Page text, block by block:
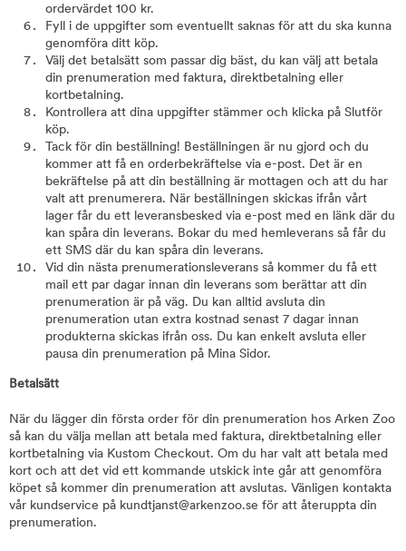
ordervärdet 100 kr.
Fyll i de uppgifter som eventuellt saknas för att du ska kunna
genomföra ditt köp.
Välj det betalsätt som passar dig bäst, du kan välj att betala
din prenumeration med faktura, direktbetalning eller
kortbetalning.
Kontrollera att dina uppgifter stämmer och klicka på Slutför
köp.
Tack för din beställning! Beställningen är nu gjord och du
kommer att få en orderbekräftelse via e-post. Det är en
bekräftelse på att din beställning är mottagen och att du har
valt att prenumerera. När beställningen skickas ifrån vårt
lager får du ett leveransbesked via e-post med en länk där du
kan spåra din leverans. Bokar du med hemleverans så får du
ett SMS där du kan spåra din leverans.
Vid din nästa prenumerationsleverans så kommer du få ett
mail ett par dagar innan din leverans som berättar att din
prenumeration är på väg. Du kan alltid avsluta din
prenumeration utan extra kostnad senast 7 dagar innan
produkterna skickas ifrån oss. Du kan enkelt avsluta eller
pausa din prenumeration på Mina Sidor.
Betalsätt
När du lägger din första order för din prenumeration hos Arken Zoo
så kan du välja mellan att betala med faktura, direktbetalning eller
kortbetalning via Kustom Checkout. Om du har valt att betala med
kort och att det vid ett kommande utskick inte går att genomföra
köpet så kommer din prenumeration att avslutas. Vänligen kontakta
vår kundservice på kundtjanst@arkenzoo.se för att återuppta din
prenumeration.